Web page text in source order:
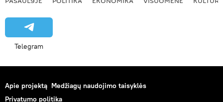
Telegram
Apie projektą Medžiagų naudojimo taisyklės
Privatumo politika